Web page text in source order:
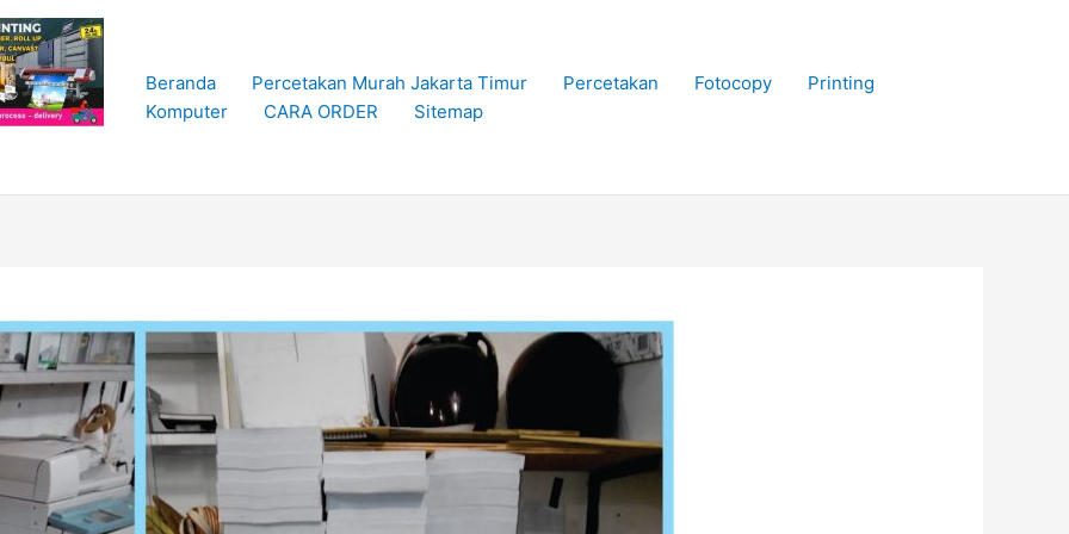
Beranda Percetakan Murah Jakarta Timur Percetakan Fotocopy
Printing
Komputer
CARA ORDER Sitemap